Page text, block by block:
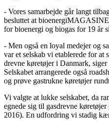
- Vores samarbejde går langt
besluttet at
for bioenergi og biogas for 19 år
- Men også en loyal medejer og
var et selskab vi etablerede for
drevne køretøjer i Danmark, siger
Selskabet arrangerede også
og prøve gastrukne køretøjer
Vi valgte at lukke selskabet, da
egnede sig til gasdrevne
2016). En udfordring vi stadig